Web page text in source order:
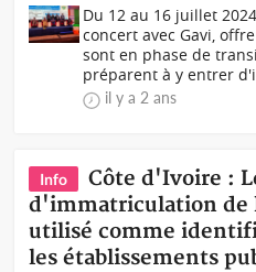
Du 12 au 16 juillet
concert avec Gavi,
sont en phase de
préparent à y entrer
il y a 2 ans
Info
Côte d'Ivoire :
d'immatriculation de
utilisé comme
les établissements